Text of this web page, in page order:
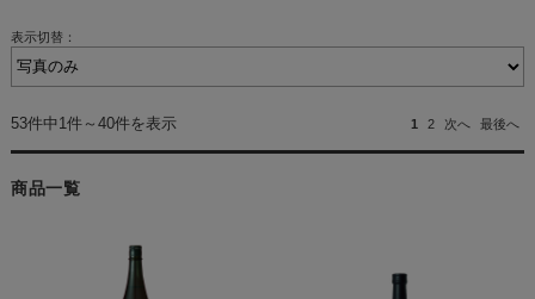
表示切替：
53件中1件～40件を表示 1 2 次へ 最後へ
商品一覧